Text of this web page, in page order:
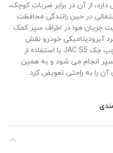
از آن در برابر ضربات کوچک،
در حین رانندگی محافظت
جریان هوا در اطراف سپر کمک
آیرودینامیکی خودرو نقش
داشته باشد. نصب ابرویی سپر جلو چپ جک JAC S5 با استفاده از
انجام می شود و به همین
را به راحتی تعویض کرد.